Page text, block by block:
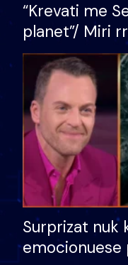
“Krevati me
planet”/ Miri
bukura në
mungojë
Surprizat nuk
emocionuese